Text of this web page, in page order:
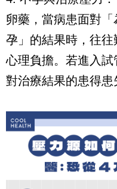
卵藥，當病患面對
孕」的結果時，往
心理負擔。若進入
對治療結果的患得患